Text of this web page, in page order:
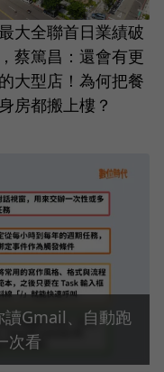
大全聯首日業績破
蔡篤昌：還會有更
大型店！為何把餐
房都搬上樓？
Gmail、自動跑
次看